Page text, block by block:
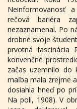
Neinformovanosť
rečová bariéra
nezaznamenal. Po
drobné svoje
prvotná fascinácia
konvenčné
začas uzemnilo do
maľba mala zrejme
dosiahla hneď po
Na poli, 1908). V